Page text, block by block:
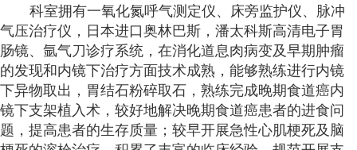
科室拥有一氧化氮呼气测定仪、床旁监护仪、脉冲
气压治疗仪，日本进口奥林巴斯，潘太科斯高清电子胃
肠镜、氩气刀诊疗系统，在消化道息肉病变及早期肿瘤
的发现和内镜下治疗方面技术成熟，能够熟练进行内镜
下异物取出，胃结石粉碎取石，熟练完成晚期食道癌内
镜下支架植入术，较好地解决晚期食道癌患者的进食问
题，提高患者的生存质量；较早开展急性心肌梗死及脑